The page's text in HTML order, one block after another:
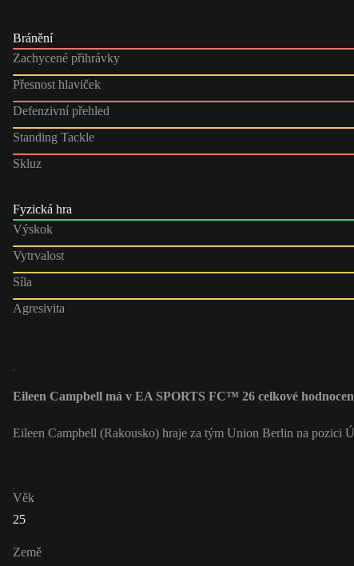
Bránění
Zachycené přihrávky
Přesnost hlaviček
Defenzivní přehled
Standing Tackle
Skluz
Fyzická hra
Výskok
Vytrvalost
Síla
Agresivita
Eileen Campbell má v EA SPORTS FC™ 26 celkové
Eileen Campbell (Rakousko) hraje za tým Union Berlin na pozici
Věk
25
Země